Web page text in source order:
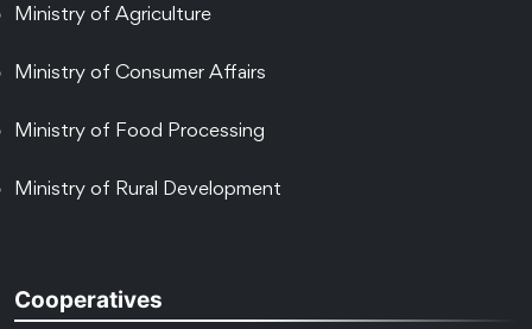
Ministry of Agriculture
Ministry of Consumer Affairs
Ministry of Food Processing
Ministry of Rural Development
Cooperatives